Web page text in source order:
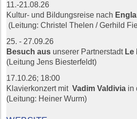
11.-21.08.26
Kultur- und Bildungsreise nach
(Leitung: Christel Thelen / Gerhild
25. - 27.09.26
Besuch aus unserer Partnerstadt Le
(Leitung Jens Biesterfeldt)
17.10.26; 18:00
Klavierkonzert mitVadim Valdivia in
(Leitung: Heiner Wurm)